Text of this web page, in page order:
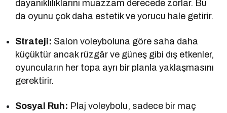
dayanıklılıklarını muazzam derecede zorlar. Bu
da oyunu çok daha estetik ve yorucu hale getirir.
Strateji: Salon voleyboluna göre saha daha
küçüktür ancak rüzgâr ve güneş gibi dış etkenler,
oyuncuların her topa ayrı bir planla yaklaşmasını
gerektirir.
Sosyal Ruh: Plaj voleybolu, sadece bir maç